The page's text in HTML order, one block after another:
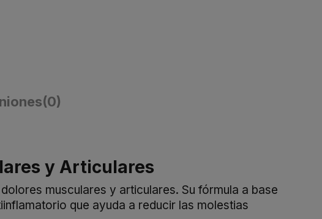
(0)
y Articulares
musculares y articulares. Su fórmula a base
que ayuda a reducir las molestias